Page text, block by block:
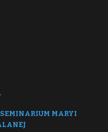
MARYI